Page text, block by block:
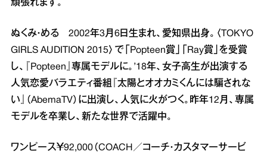
頑張れます。
ぬくみ・める 2002年3月6日生まれ、愛知県出身。〈TOKYO
GIRLS AUDITION 2015〉で「Popteen賞」「Ray賞」を受賞
し、『Popteen』専属モデルに。’18年、女子高生が出演する
人気恋愛バラエティ番組『太陽とオオカミくんには騙されな
い』（AbemaTV）に出演し、人気に火がつく。昨年12月、専属
モデルを卒業し、新たな世界で活躍中。
ワンピース￥92,000（COACH／コーチ・カスタマーサービ